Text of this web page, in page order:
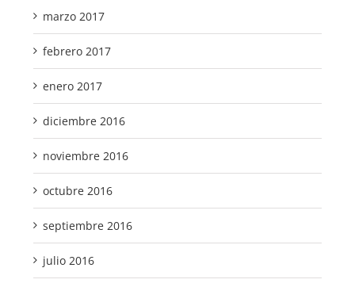
marzo 2017
febrero 2017
enero 2017
diciembre 2016
noviembre 2016
octubre 2016
septiembre 2016
julio 2016